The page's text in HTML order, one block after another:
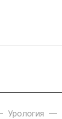
Урология